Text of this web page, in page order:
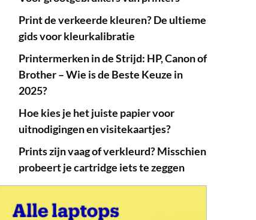
Print de verkeerde kleuren? De ultieme
gids voor kleurkalibratie
Printermerken in de Strijd: HP, Canon of
Brother – Wie is de Beste Keuze in
2025?
Hoe kies je het juiste papier voor
uitnodigingen en visitekaartjes?
Prints zijn vaag of verkleurd? Misschien
probeert je cartridge iets te zeggen